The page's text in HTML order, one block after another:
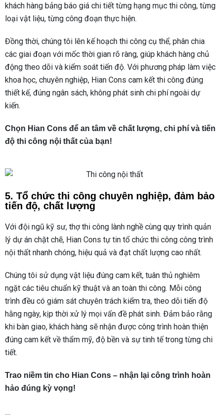
khách hàng bảng báo giá chi tiết từng hạng mục thi công, từng
loại vật liệu, từng công đoạn thực hiện.
Đồng thời, chúng tôi lên kế hoạch thi công cụ thể, phân chia
các giai đoạn với mốc thời gian rõ ràng, giúp khách hàng chủ
động theo dõi và kiểm soát tiến độ. Với phương pháp làm việc
khoa học, chuyên nghiệp, Hian Cons cam kết thi công đúng
thiết kế, đúng ngân sách, không phát sinh chi phí ngoài dự
kiến.
Chọn Hian Cons để an tâm về chất lượng, chi phí và tiến
độ thi công nội thất của bạn!
5. Tổ chức thi công chuyên nghiệp, đảm bảo
tiến độ, chất lượng
Với đội ngũ kỹ sư, thợ thi công lành nghề cùng quy trình quản
lý dự án chặt chẽ, Hian Cons tự tin tổ chức thi công công trình
nội thất nhanh chóng, hiệu quả và đạt chất lượng cao nhất.
Chúng tôi sử dụng vật liệu đúng cam kết, tuân thủ nghiêm
ngặt các tiêu chuẩn kỹ thuật và an toàn thi công. Mỗi công
trình đều có giám sát chuyên trách kiểm tra, theo dõi tiến độ
hằng ngày, kịp thời xử lý mọi vấn đề phát sinh. Đảm bảo rằng
khi bàn giao, khách hàng sẽ nhận được công trình hoàn thiện
đúng cam kết về thẩm mỹ, độ bền và sự tinh tế trong từng chi
tiết.
Trao niềm tin cho Hian Cons – nhận lại công trình hoàn
hảo đúng kỳ vọng!